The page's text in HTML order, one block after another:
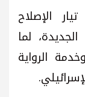
الإصلاح
لما
الرواية